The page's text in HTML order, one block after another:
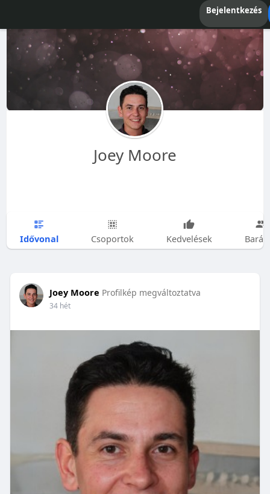
Bejelentkezés
Joey Moore
Idővonal Csoportok Kedvelések
Joey Moore Profilkép megváltoztatva
34 hét